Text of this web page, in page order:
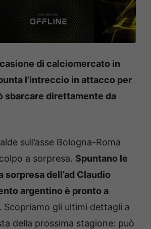
di calciomercato in
l’intreccio in attacco per
sbarcare direttamente da
sull’asse Bologna-Roma
a sorpresa. Spuntano le
sorpresa dell’ad Claudio
argentino è pronto a
. Scopriamo gli ultimi dettagli a
della prossima stagione: può